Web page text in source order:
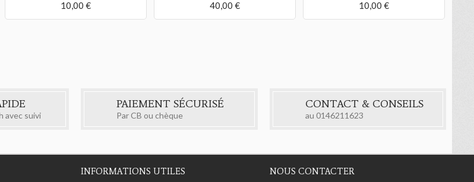
collier gymnaste à la poutre "CAPRICE"
boucles d'oreilles EXPRESSION cerceau
petites boucles d'oreilles gymnaste au...
avec suivi
PAIEMENT SÉCURISÉ
Par CB ou chèque
CONTACT & CONSEILS
au 0146211623
INFORMATIONS UTILES NOUS CONTACTER